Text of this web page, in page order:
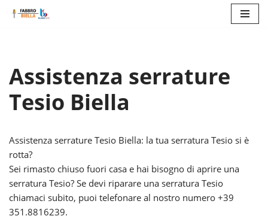
Assistenza serrature
Tesio Biella
Assistenza serrature Tesio Biella: la tua serratura Tesio si è
rotta?
Sei rimasto chiuso fuori casa e hai bisogno di aprire una
serratura Tesio? Se devi riparare una serratura Tesio
chiamaci subito, puoi telefonare al nostro numero +39
351.8816239.